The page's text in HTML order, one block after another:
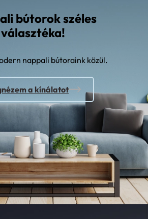
bútorok széles
választéka!
nappali bútoraink közül.
a kínálatot